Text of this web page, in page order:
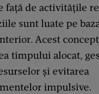
față de activitățile
sunt luate pe
Acest
timpului alocat,
și evitarea
impulsive.